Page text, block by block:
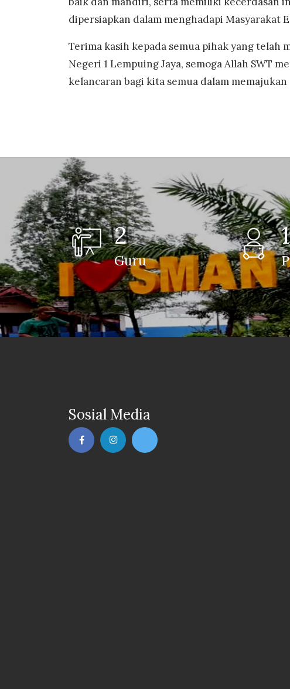
dipersiapkan dalam menghadapi Masyarakat
Terima kasih kepada semua pihak yang telah
Negeri 1 Lempuing Jaya, semoga Allah SWT
kelancaran bagi kita semua dalam memajukan
2
Guru
Sosial Media